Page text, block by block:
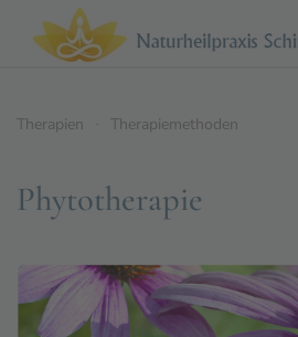
Zum Hauptinhalt springen
Therapien Therapiemethoden
Phytotherapie